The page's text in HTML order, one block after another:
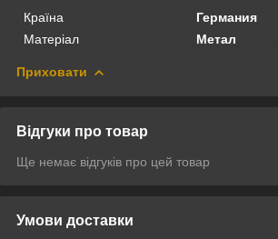
Країна
Германия
Матеріал
Метал
Приховати
Відгуки про товар
Ще немає відгуків про цей товар
Умови доставки